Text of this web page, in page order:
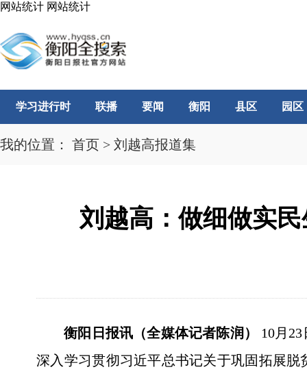
网站统计 网站统计
学习进行时 联播 要闻 衡阳 县区 园区
我的位置： 首页 > 刘越高报道集
刘越高：做细做实
衡阳日报讯（全媒体记者陈润）
10月
深入学习贯彻习近平总书记关于巩固拓展